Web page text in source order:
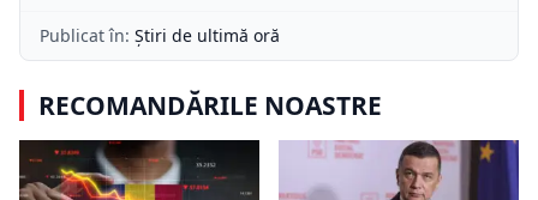
Publicat în: Știri de ultimă oră
RECOMANDĂRILE NOASTRE